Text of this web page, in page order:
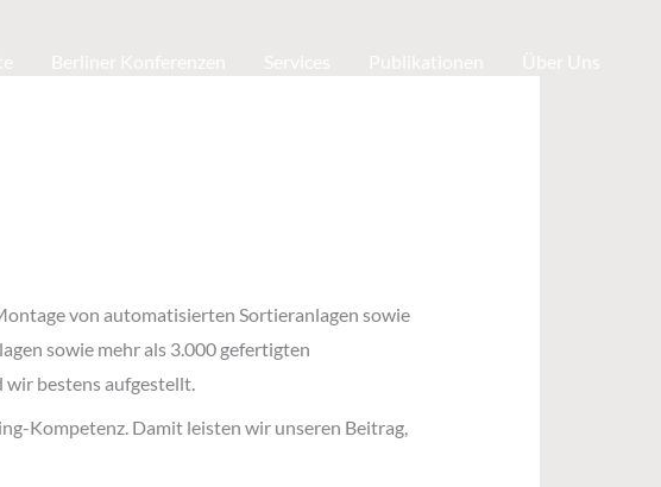
von automatisierten Sortieranlagen sowie
sowie mehr als 3.000 gefertigten
wir bestens aufgestellt.
Kompetenz. Damit leisten wir unseren Beitrag,